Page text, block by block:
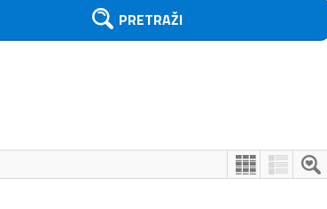
PRETRAŽI